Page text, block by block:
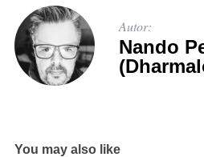
Autor:
Nando
You may also like